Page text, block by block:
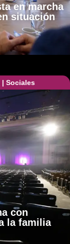
en marcha
situación
| Sociales
con
la familia